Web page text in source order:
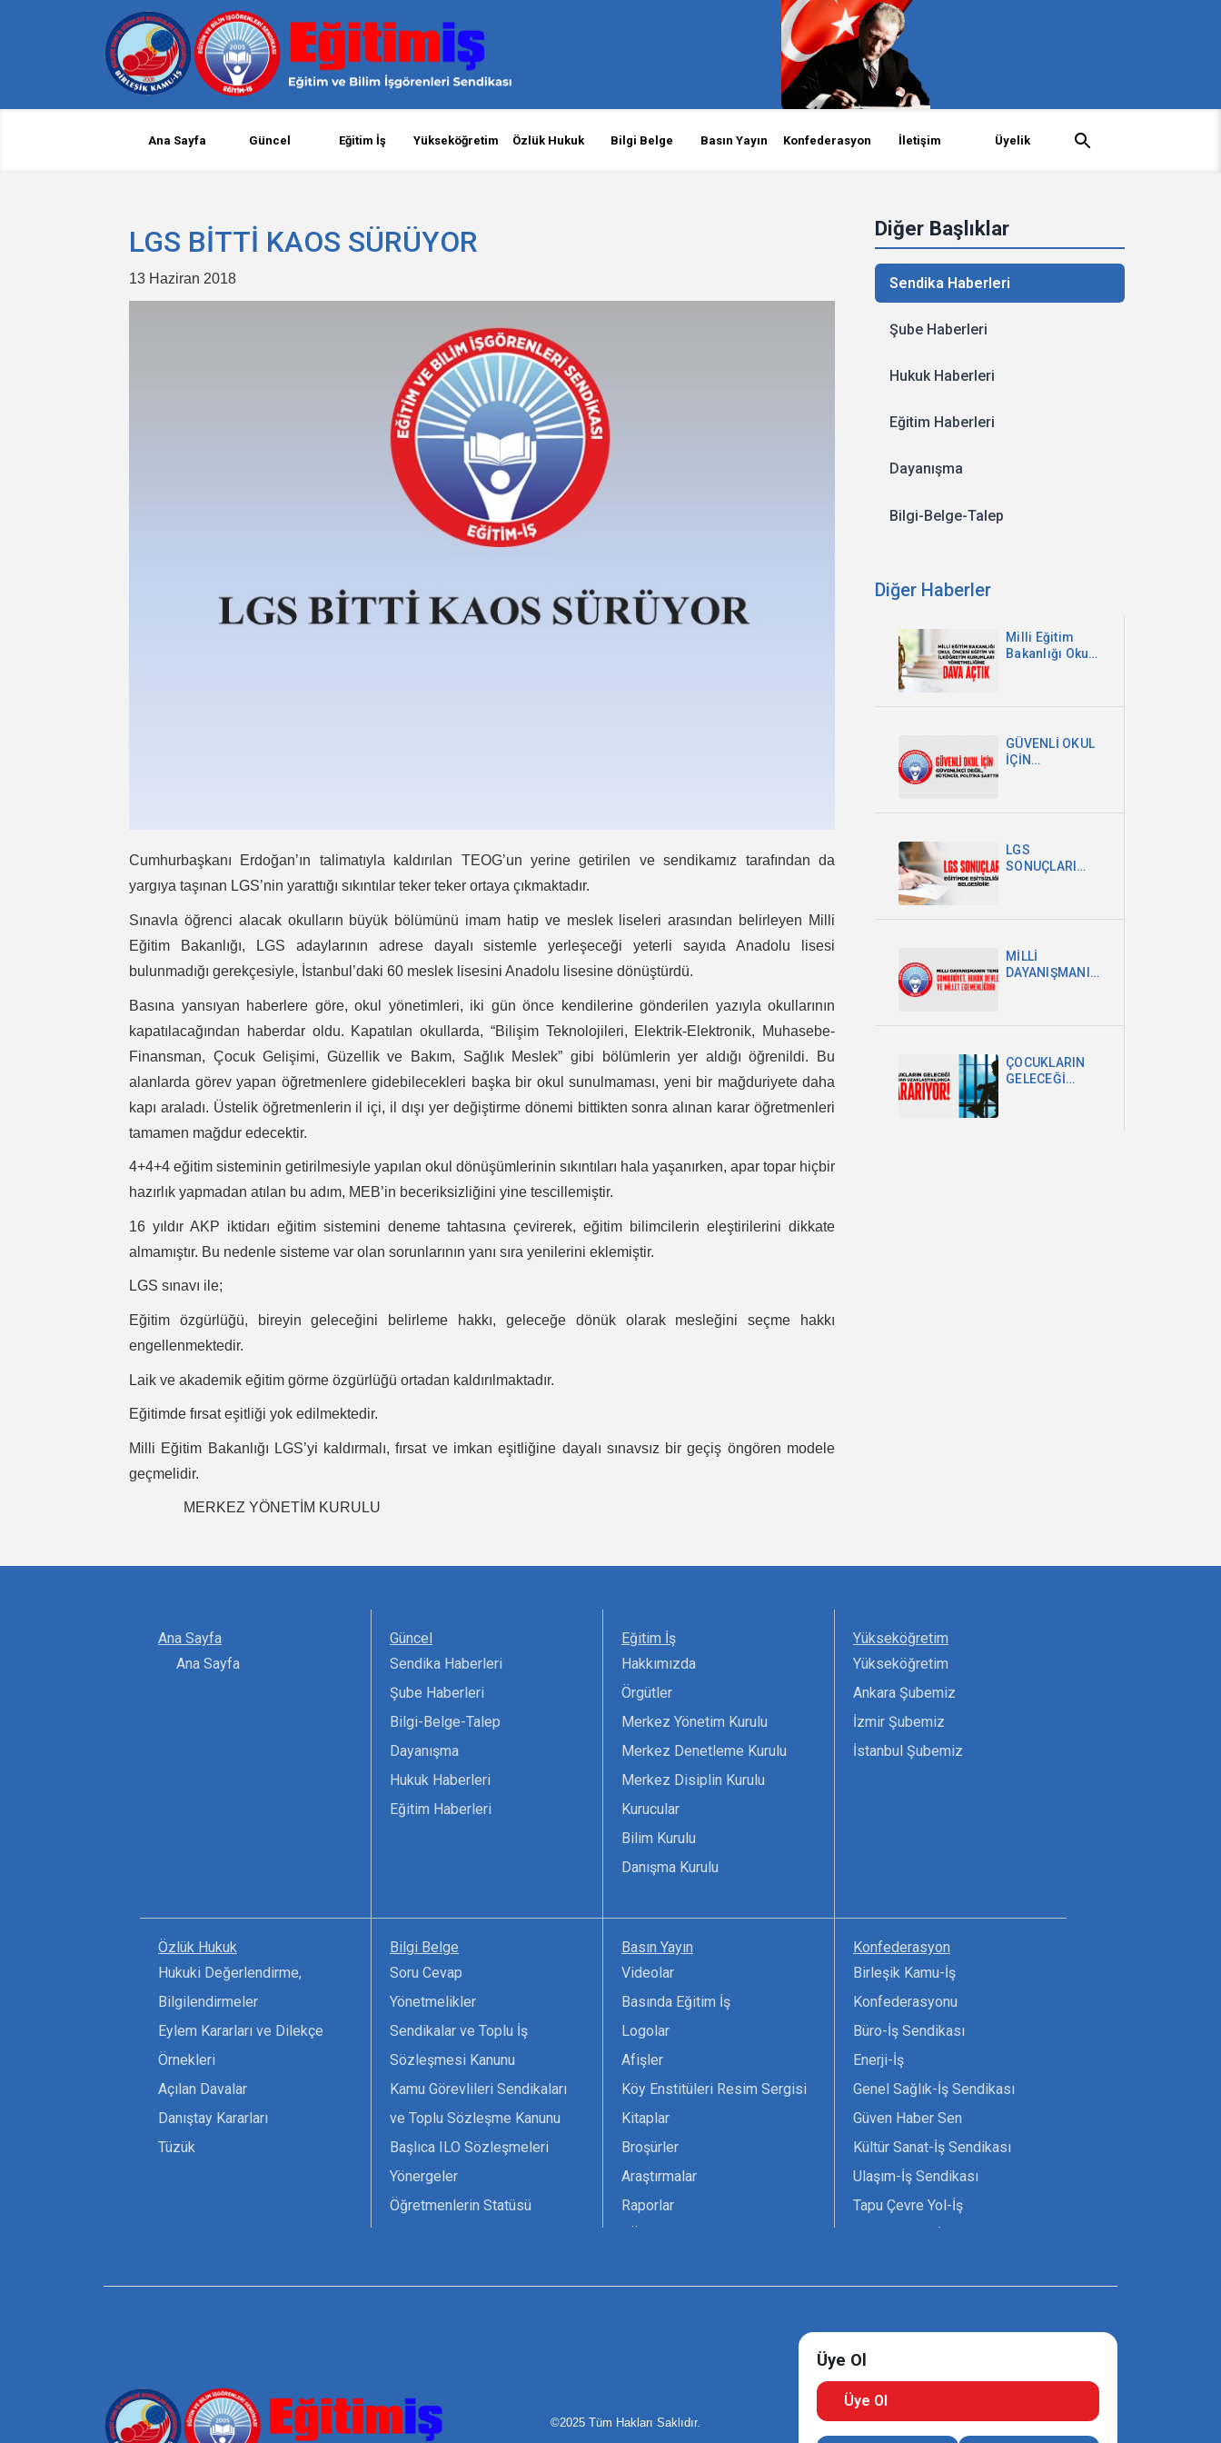
Ana Sayfa Güncel Eğitim İş Yükseköğretim Özlük Hukuk Bilgi Belge Basın Yayın Konfederasyon İletişim Üyelik
Diğer Başlıklar
Sendika Haberleri
Şube Haberleri
Hukuk Haberleri
Eğitim Haberleri
Dayanışma
Bilgi-Belge-Talep
Diğer Haberler
Milli Eğitim
Bakanlığı Okul
Dava Açtık
GÜVENLİ OKUL
İÇİN
ŞARTTIR
LGS
SONUÇLARI
MİLLİ
DAYANIŞMANIN
MİLLET
EGEMENLİĞİDİR
ÇOCUKLARIN
GELECEĞİ
LGS BİTTİ KAOS SÜRÜYOR
13 Haziran 2018
Cumhurbaşkanı Erdoğan’ın talimatıyla kaldırılan TEOG’un yerine getirilen ve sendikamız tarafından da
yargıya taşınan LGS’nin yarattığı sıkıntılar teker teker ortaya çıkmaktadır.
Sınavla öğrenci alacak okulların büyük bölümünü imam hatip ve meslek liseleri arasından belirleyen Milli
Eğitim Bakanlığı, LGS adaylarının adrese dayalı sistemle yerleşeceği yeterli sayıda Anadolu lisesi
bulunmadığı gerekçesiyle, İstanbul’daki 60 meslek lisesini Anadolu lisesine dönüştürdü.
Basına yansıyan haberlere göre, okul yönetimleri, iki gün önce kendilerine gönderilen yazıyla okullarının
kapatılacağından haberdar oldu. Kapatılan okullarda, “Bilişim Teknolojileri, Elektrik-Elektronik, Muhasebe-
Finansman, Çocuk Gelişimi, Güzellik ve Bakım, Sağlık Meslek” gibi bölümlerin yer aldığı öğrenildi. Bu
alanlarda görev yapan öğretmenlere gidebilecekleri başka bir okul sunulmaması, yeni bir mağduriyete daha
kapı araladı. Üstelik öğretmenlerin il içi, il dışı yer değiştirme dönemi bittikten sonra alınan karar öğretmenleri
tamamen mağdur edecektir.
4+4+4 eğitim sisteminin getirilmesiyle yapılan okul dönüşümlerinin sıkıntıları hala yaşanırken, apar topar hiçbir
hazırlık yapmadan atılan bu adım, MEB’in beceriksizliğini yine tescillemiştir.
16 yıldır AKP iktidarı eğitim sistemini deneme tahtasına çevirerek, eğitim bilimcilerin eleştirilerini dikkate
almamıştır. Bu nedenle sisteme var olan sorunlarının yanı sıra yenilerini eklemiştir.
LGS sınavı ile;
Eğitim özgürlüğü, bireyin geleceğini belirleme hakkı, geleceğe dönük olarak mesleğini seçme hakkı
engellenmektedir.
Laik ve akademik eğitim görme özgürlüğü ortadan kaldırılmaktadır.
Eğitimde fırsat eşitliği yok edilmektedir.
Milli Eğitim Bakanlığı LGS’yi kaldırmalı, fırsat ve imkan eşitliğine dayalı sınavsız bir geçiş öngören modele
geçmelidir.
MERKEZ YÖNETİM KURULU
Ana Sayfa
Ana Sayfa
Güncel
Sendika Haberleri
Şube Haberleri
Bilgi-Belge-Talep
Dayanışma
Hukuk Haberleri
Eğitim Haberleri
Eğitim İş
Hakkımızda
Örgütler
Merkez Yönetim Kurulu
Merkez Denetleme Kurulu
Merkez Disiplin Kurulu
Kurucular
Bilim Kurulu
Danışma Kurulu
Yükseköğretim
Yükseköğretim
Ankara Şubemiz
İzmir Şubemiz
İstanbul Şubemiz
Özlük Hukuk
Hukuki Değerlendirme,
Bilgilendirmeler
Eylem Kararları ve Dilekçe
Örnekleri
Açılan Davalar
Danıştay Kararları
Tüzük
Bilgi Belge
Soru Cevap
Yönetmelikler
Sendikalar ve Toplu İş
Sözleşmesi Kanunu
Kamu Görevlileri Sendikaları
ve Toplu Sözleşme Kanunu
Başlıca ILO Sözleşmeleri
Yönergeler
Öğretmenlerin Statüsü
Seçim Formları
Basın Yayın
Videolar
Basında Eğitim İş
Logolar
Afişler
Köy Enstitüleri Resim Sergisi
Kitaplar
Broşürler
Araştırmalar
Raporlar
Pankartlar
Konfederasyon
Birleşik Kamu-İş
Konfederasyonu
Büro-İş Sendikası
Enerji-İş
Genel Sağlık-İş Sendikası
Güven Haber Sen
Kültür Sanat-İş Sendikası
Ulaşım-İş Sendikası
Tapu Çevre Yol-İş
Uzman Diyanet - Sen
©2025 Tüm Hakları Saklıdır.
Üye Ol
Üye Ol